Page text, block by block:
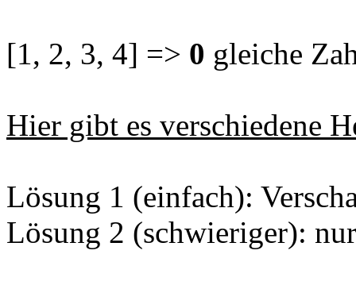
[1, 2, 3, 4] => 0 gleiche
Hier gibt es verschiedene
Lösung 1 (einfach):
Lösung 2 (schwieriger):